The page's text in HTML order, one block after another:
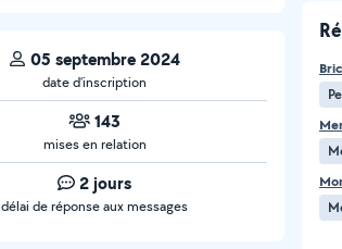
05 septembre 2024
date d’inscription
143
mises en relation
2 jours
délai de réponse aux messages